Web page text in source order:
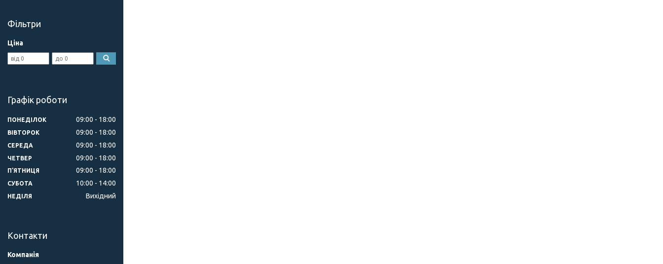
Фільтри
Ціна
Графік роботи
ПОНЕДІЛОК 09:00 18:00
ВІВТОРОК 09:00 18:00
СЕРЕДА 09:00 18:00
ЧЕТВЕР 09:00 18:00
ПʼЯТНИЦЯ 09:00 18:00
СУБОТА 10:00 14:00
НЕДІЛЯ Вихідний
Контакти